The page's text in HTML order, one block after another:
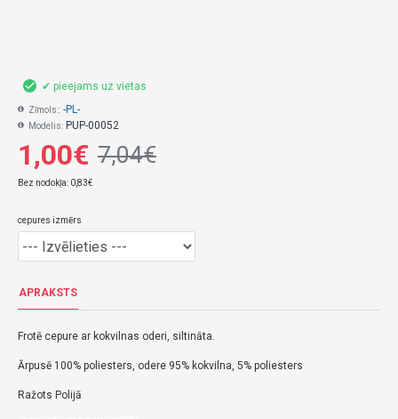
1,00€ 7,04€
Bez nodokļa: 0,83€
✔ pieejams uz vietas
Zīmols:: -PL-
Modelis: PUP-00052
cepures izmērs
APRAKSTS
Frotē cepure ar kokvilnas oderi, siltināta.
Ārpusē 100% poliesters, odere 95% kokvilna, 5% poliesters
Ražots Polijā